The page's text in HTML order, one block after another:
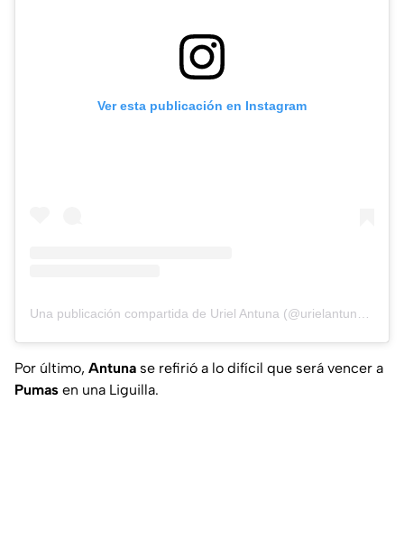
Ver esta publicación en Instagram
Una publicación compartida de Uriel Antuna (@urielantuna90)
Por último, Antuna se refirió a lo difícil que será vencer a
Pumas en una Liguilla.